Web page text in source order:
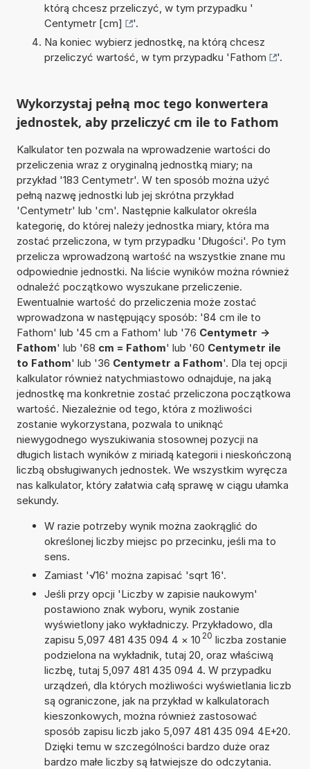
którą chcesz przeliczyć, w tym przypadku '
Centymetr [cm]
'.
Na koniec wybierz jednostkę, na którą chcesz
przeliczyć wartość, w tym przypadku 'Fathom '.
Wykorzystaj pełną moc tego konwertera
jednostek, aby przeliczyć cm ile to Fathom
Kalkulator ten pozwala na wprowadzenie wartości do
przeliczenia wraz z oryginalną jednostką miary; na
przykład '183 Centymetr'. W ten sposób można użyć
pełną nazwę jednostki lub jej skrótna przykład
'Centymetr' lub 'cm'. Następnie kalkulator określa
kategorię, do której należy jednostka miary, która ma
zostać przeliczona, w tym przypadku 'Długości'. Po tym
przelicza wprowadzoną wartość na wszystkie znane mu
odpowiednie jednostki. Na liście wyników można również
odnaleźć początkowo wyszukane przeliczenie.
Ewentualnie wartość do przeliczenia może zostać
wprowadzona w następujący sposób: '84 cm ile to
Fathom' lub '45 cm a Fathom' lub '76 Centymetr ->
Fathom' lub '68 cm = Fathom' lub '60 Centymetr ile
to Fathom' lub '36 Centymetr a Fathom'. Dla tej opcji
kalkulator również natychmiastowo odnajduje, na jaką
jednostkę ma konkretnie zostać przeliczona początkowa
wartość. Niezależnie od tego, która z możliwości
zostanie wykorzystana, pozwala to uniknąć
niewygodnego wyszukiwania stosownej pozycji na
długich listach wyników z miriadą kategorii i nieskończoną
liczbą obsługiwanych jednostek. We wszystkim wyręcza
nas kalkulator, który załatwia całą sprawę w ciągu ułamka
sekundy.
W razie potrzeby wynik można zaokrąglić do
określonej liczby miejsc po przecinku, jeśli ma to
sens.
Zamiast '√16' można zapisać 'sqrt 16'.
Jeśli przy opcji 'Liczby w zapisie naukowym'
postawiono znak wyboru, wynik zostanie
wyświetlony jako wykładniczy. Przykładowo, dla
zapisu 5,097 481 435 094 4 × 10 20 liczba zostanie
podzielona na wykładnik, tutaj 20, oraz właściwą
liczbę, tutaj 5,097 481 435 094 4. W przypadku
urządzeń, dla których możliwości wyświetlania liczb
są ograniczone, jak na przykład w kalkulatorach
kieszonkowych, można również zastosować
sposób zapisu liczb jako 5,097 481 435 094 4E+20.
Dzięki temu w szczególności bardzo duże oraz
bardzo małe liczby są łatwiejsze do odczytania.